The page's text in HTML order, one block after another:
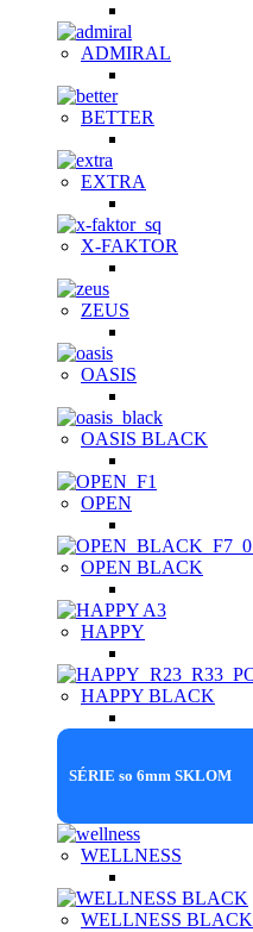
ADMIRAL
BETTER
EXTRA
X-FAKTOR
ZEUS
OASIS
OASIS BLACK
OPEN
OPEN BLACK
HAPPY
HAPPY BLACK
SÉRIE so 6mm SKLOM
WELLNESS
WELLNESS BLACK